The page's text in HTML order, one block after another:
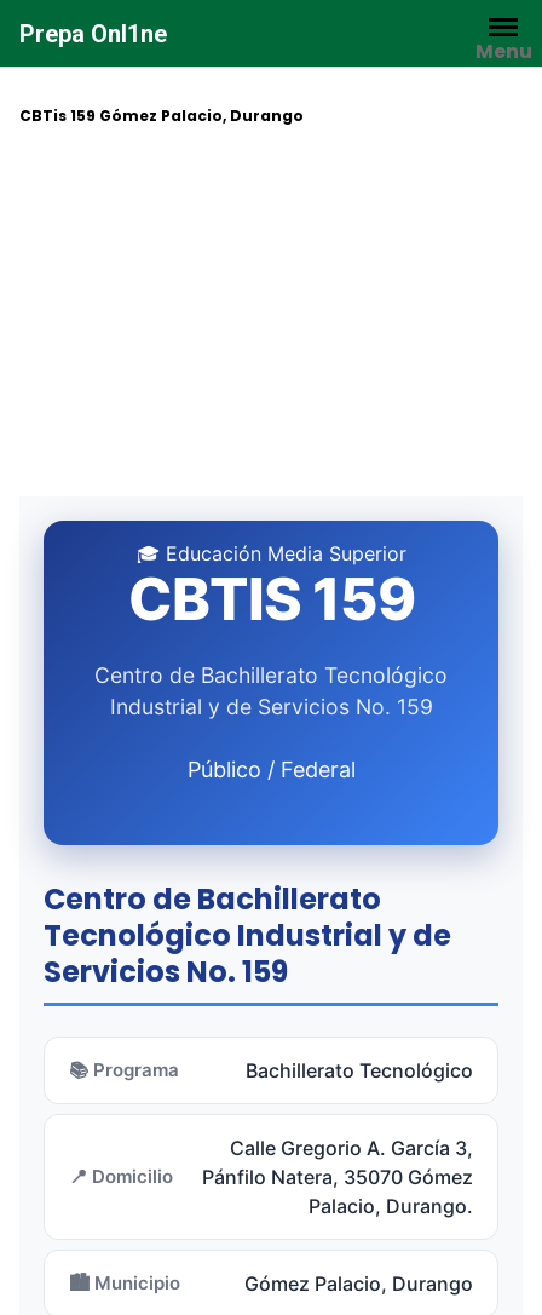
contenido
Prepa Onl1ne
Menu
CBTis 159 Gómez Palacio, Durango
🎓 Educación Media Superior
CBTIS 159
Centro de Bachillerato Tecnológico
Industrial y de Servicios No. 159
Público / Federal
Centro de Bachillerato
Tecnológico Industrial y de
Servicios No. 159
📚 Programa Bachillerato Tecnológico
📍 Domicilio
Calle Gregorio A. García 3,
Pánfilo Natera, 35070 Gómez
Palacio, Durango.
🏙️ Municipio Gómez Palacio, Durango